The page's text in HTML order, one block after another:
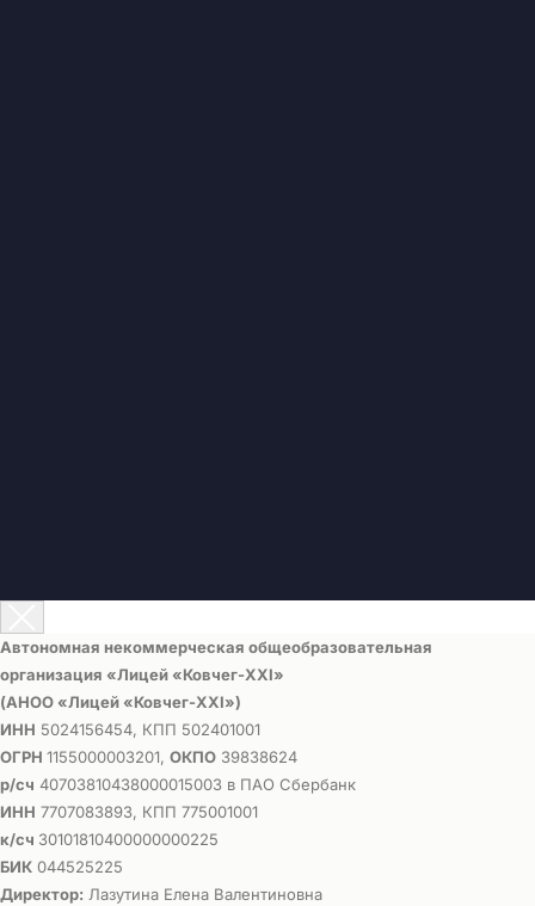
Автономная некоммерческая общеобразовательная
организация «Лицей «Ковчег-ХХI»
(АНОО «Лицей «Ковчег-ХХI»)
ИНН 5024156454, КПП 502401001
ОГРН 1155000003201, ОКПО 39838624
р/сч 40703810438000015003 в ПАО Сбербанк
ИНН 7707083893, КПП 775001001
к/сч 30101810400000000225
БИК 044525225
Директор: Лазутина Елена Валентиновна